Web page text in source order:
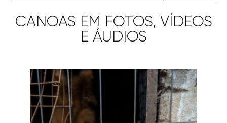
CANOAS EM FOTOS, VÍDEOS
E ÁUDIOS